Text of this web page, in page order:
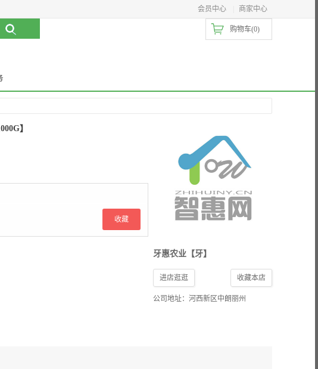
会员中心 商家中心
购物车(0)
】
收藏
牙惠农业【牙】
进店逛逛 收藏本店
公司地址：河西新区中朗丽州